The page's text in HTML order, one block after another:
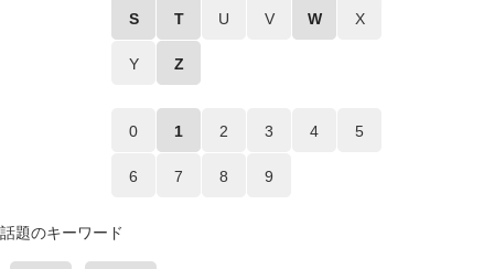
S T U V W X
Y Z
0 1 2 3 4 5
6 7 8 9
話題のキーワード